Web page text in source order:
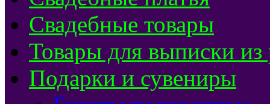
Свадебные товары
Товары для выписки из
Подарки и сувениры